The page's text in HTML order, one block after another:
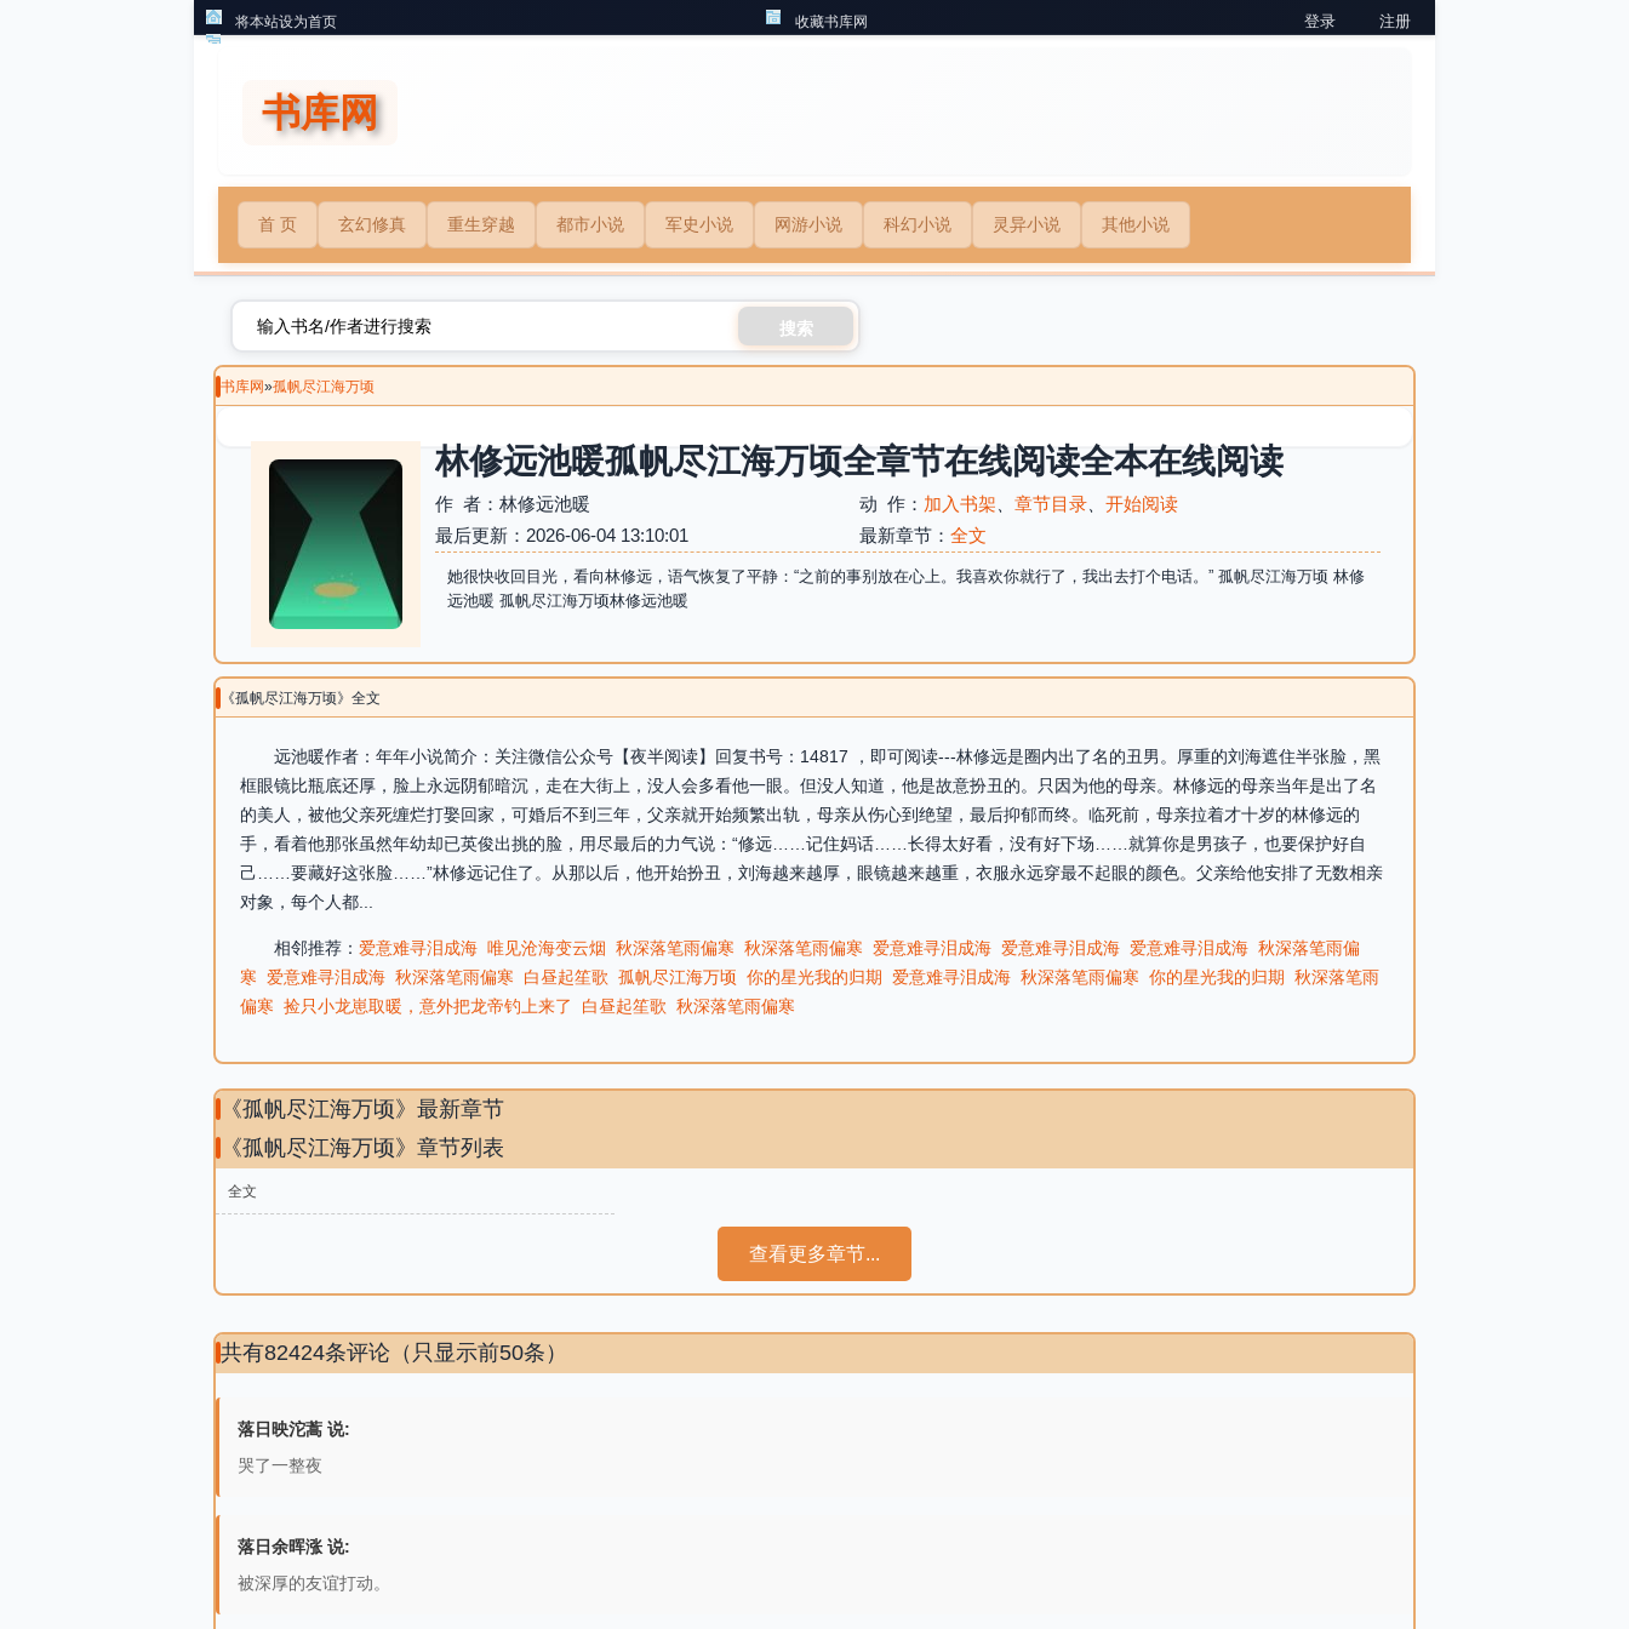
将本站设为首页 收藏书库网 登录 注册
书库网
首 页 玄幻修真 重生穿越 都市小说 军史小说 网游小说 科幻小说 灵异小说 其他小说
搜索
书库网»孤帆尽江海万顷
林修远池暖孤帆尽江海万顷全章节在线阅读全本在线阅读
作 者：林修远池暖 动 作： 加入书架 章节目录
开始阅读
最后更新：2026-06-04 13:10:01
最新章节： 全文
她很快收回目光，看向林修远，语气恢复了平静：“之前的事别放在心上。我喜欢你就行了，我出去打个电话。” 孤帆尽江海万顷 林修
远池暖 孤帆尽江海万顷林修远池暖
《孤帆尽江海万顷》全文
远池暖作者：年年小说简介：关注微信公众号【夜半阅读】回复书号：14817 ，即可阅读---林修远是圈内出了名的丑男。厚重的刘海遮住半张脸，黑
框眼镜比瓶底还厚，脸上永远阴郁暗沉，走在大街上，没人会多看他一眼。但没人知道，他是故意扮丑的。只因为他的母亲。林修远的母亲当年是出了名
的美人，被他父亲死缠烂打娶回家，可婚后不到三年，父亲就开始频繁出轨，母亲从伤心到绝望，最后抑郁而终。临死前，母亲拉着才十岁的林修远的
手，看着他那张虽然年幼却已英俊出挑的脸，用尽最后的力气说：“修远……记住妈话……长得太好看，没有好下场……就算你是男孩子，也要保护好自
己……要藏好这张脸……”林修远记住了。从那以后，他开始扮丑，刘海越来越厚，眼镜越来越重，衣服永远穿最不起眼的颜色。父亲给他安排了无数相亲
对象，每个人都...
相邻推荐： 爱意难寻泪成海 唯见沧海变云烟 秋深落笔雨偏寒 秋深落笔雨偏寒 爱意难寻泪成海 爱意难寻泪成海 爱意难寻泪成海 秋深落笔雨偏
寒 爱意难寻泪成海 秋深落笔雨偏寒 白昼起笙歌 孤帆尽江海万顷 你的星光我的归期 爱意难寻泪成海 秋深落笔雨偏寒 你的星光我的归期 秋深落笔雨
偏寒 捡只小龙崽取暖，意外把龙帝钓上来了 白昼起笙歌 秋深落笔雨偏寒
《孤帆尽江海万顷》最新章节
《孤帆尽江海万顷》章节列表
全文
查看更多章节...
共有82424条评论（只显示前50条）
落日映沱蒿 说:
哭了一整夜
落日余晖涨 说:
被深厚的友谊打动。